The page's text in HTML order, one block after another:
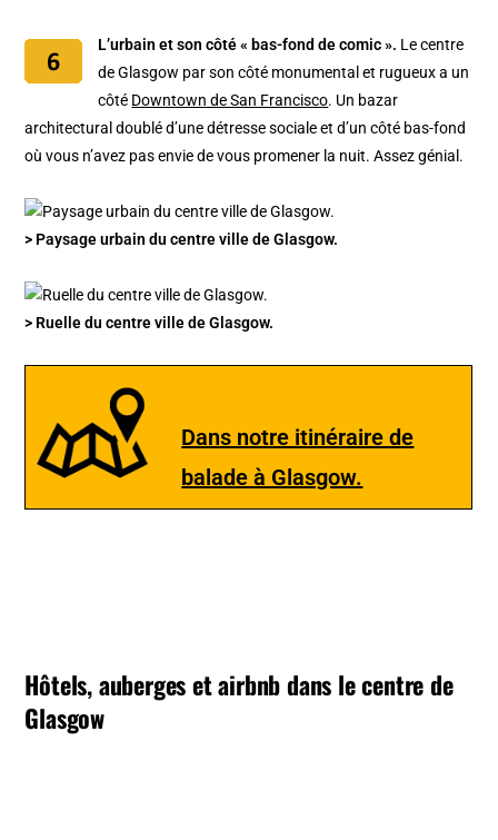
L’urbain et son côté « bas-fond de comic ». Le centre
de Glasgow par son côté monumental et rugueux a un
côté Downtown de San Francisco. Un bazar
architectural doublé d’une détresse sociale et d’un côté bas-fond
où vous n’avez pas envie de vous promener la nuit. Assez génial.
> Paysage urbain du centre ville de Glasgow.
> Ruelle du centre ville de Glasgow.
Dans notre itinéraire de
balade à Glasgow.
Hôtels, auberges et airbnb dans le centre de
Glasgow